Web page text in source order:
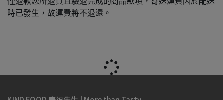
時已發生，故運費將不退還。